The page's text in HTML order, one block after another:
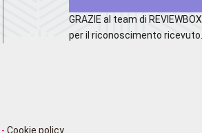
GRAZIE al team di REVIEWBOX
per il riconoscimento ricevuto.
- Cookie policy